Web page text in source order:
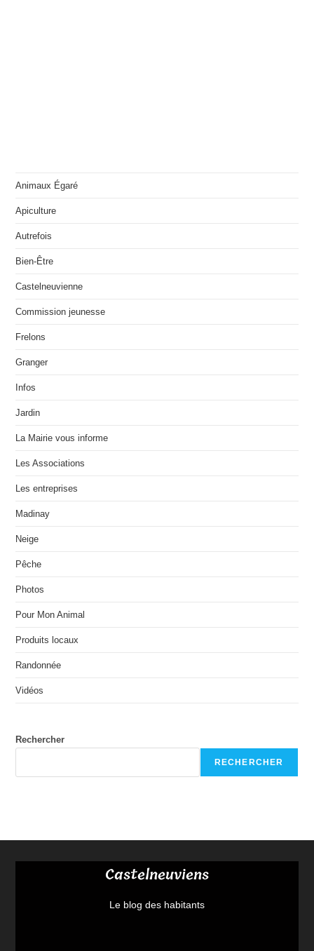
Animaux Égaré
Apiculture
Autrefois
Bien-Être
Castelneuvienne
Commission jeunesse
Frelons
Granger
Infos
Jardin
La Mairie vous informe
Les Associations
Les entreprises
Madinay
Neige
Pêche
Photos
Pour Mon Animal
Produits locaux
Randonnée
Vidéos
Rechercher
RECHERCHER
Castelneuviens
Le blog des habitants